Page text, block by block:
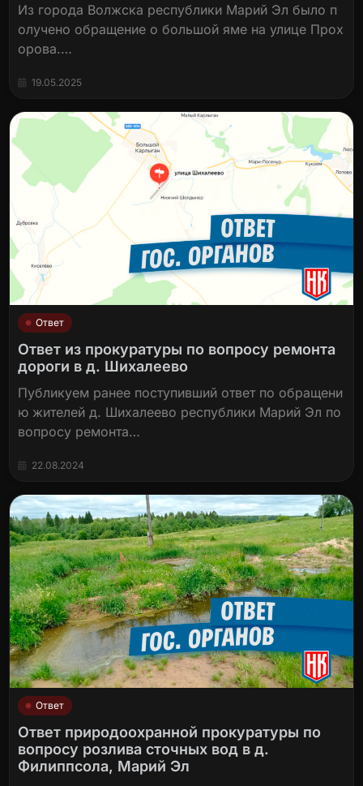
Из города Волжска республики Марий Эл было п
олучено обращение о большой яме на улице Прох
орова.…
19.05.2025
Ответ
Ответ из прокуратуры по вопросу ремонта
дороги в д. Шихалеево
Публикуем ранее поступивший ответ по обращени
ю жителей д. Шихалеево республики Марий Эл по
вопросу ремонта…
22.08.2024
Ответ
Ответ природоохранной прокуратуры по
вопросу розлива сточных вод в д.
Филиппсола, Марий Эл